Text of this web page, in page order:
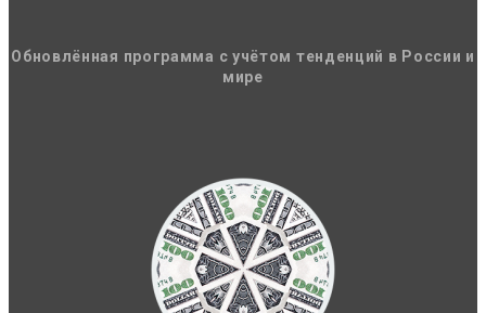
Обновлённая программа с учётом тенденций в России и
мире